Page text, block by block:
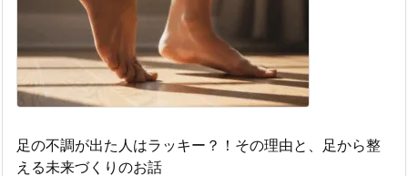
足の不調が出た人はラッキー？！その理由と、足から整
える未来づくりのお話